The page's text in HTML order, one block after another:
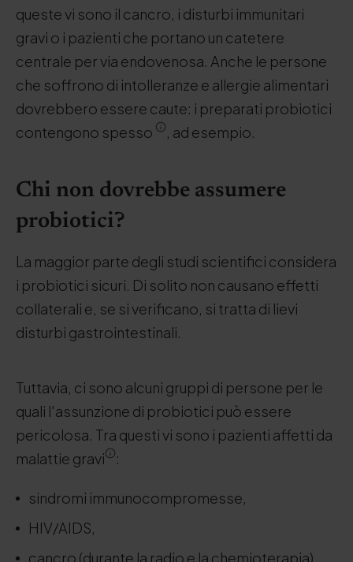
queste vi sono il cancro, i disturbi immunitari
gravi o i pazienti che portano un catetere
centrale per via endovenosa. Anche le persone
che soffrono di intolleranze e allergie alimentari
dovrebbero essere caute: i preparati probiotici
contengono spesso
, ad esempio.
Chi non dovrebbe assumere
probiotici?
La maggior parte degli studi scientifici considera
i probiotici sicuri. Di solito non causano effetti
collaterali e, se si verificano, si tratta di lievi
disturbi gastrointestinali.
Tuttavia, ci sono alcuni gruppi di persone per le
quali l'assunzione di probiotici può essere
pericolosa. Tra questi vi sono i pazienti affetti da
malattie gravi
:
sindromi immunocompromesse,
HIV/AIDS,
cancro (durante la radio e la chemioterapia),